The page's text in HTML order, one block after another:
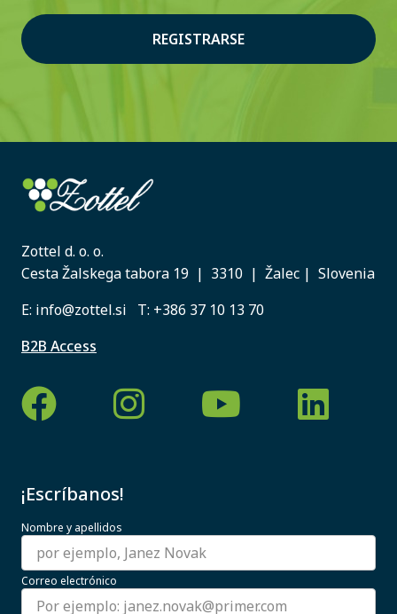
REGISTRARSE
Zottel d. o. o.
Cesta Žalskega tabora 19 | 3310 | Žalec | Slovenia
E: info@zottel.si T: +386 37 10 13 70
B2B Access
¡Escríbanos!
Nombre y apellidos
Correo electrónico